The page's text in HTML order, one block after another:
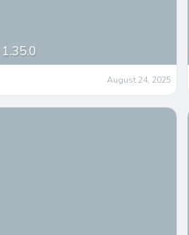
August 24, 2025